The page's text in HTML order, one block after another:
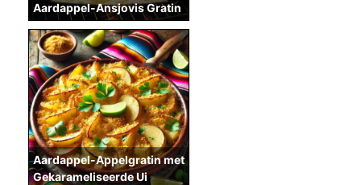
Aardappel-Ansjovis Gratin
Aardappel-Appelgratin met
Gekarameliseerde Ui